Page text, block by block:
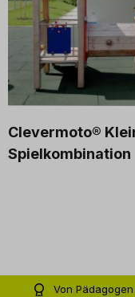
Clevermoto®
Spielkombination
Von